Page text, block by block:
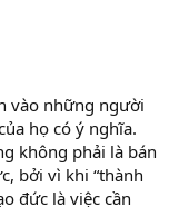
vào những người
họ có ý nghĩa.
không phải là bán
bởi vì khi “thành
đức là việc cần